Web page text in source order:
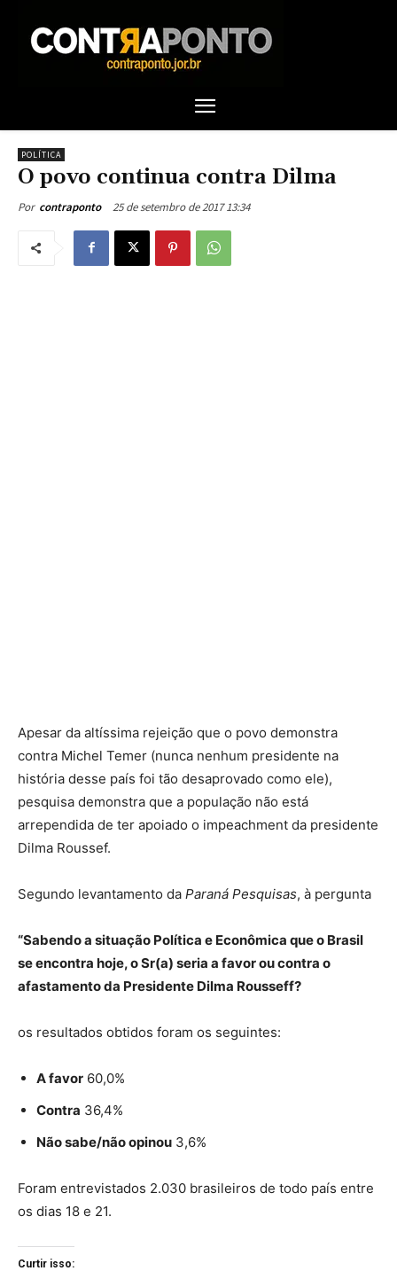
POLÍTICA
O povo continua contra Dilma
Por contraponto 25 de setembro de 2017 13:34
Apesar da altíssima rejeição que o povo demonstra
contra Michel Temer (nunca nenhum presidente na
história desse país foi tão desaprovado como ele),
pesquisa demonstra que a população não está
arrependida de ter apoiado o impeachment da presidente
Dilma Roussef.
Segundo levantamento da Paraná Pesquisas, à pergunta
“Sabendo a situação Política e Econômica que o Brasil
se encontra hoje, o Sr(a) seria a favor ou contra o
afastamento da Presidente Dilma Rousseff?
os resultados obtidos foram os seguintes:
A favor 60,0%
Contra 36,4%
Não sabe/não opinou 3,6%
Foram entrevistados 2.030 brasileiros de todo país entre
os dias 18 e 21.
Curtir isso: